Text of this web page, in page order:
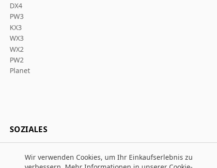
DX4
PW3
KX3
WX3
WX2
PW2
Planet
SOZIALES
Wir verwenden Cookies, um Ihr Einkaufserlebnis zu